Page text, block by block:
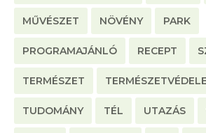
MŰVÉSZET NÖVÉNY PARK
PROGRAMAJÁNLÓ RECEPT
TERMÉSZET
TUDOMÁNY TÉL UTAZÁS